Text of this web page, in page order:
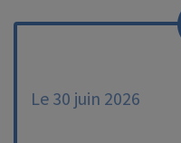
Le 30 juin 2026